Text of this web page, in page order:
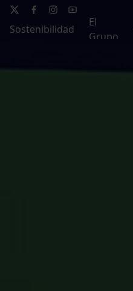
Sostenibilidad
El
Grupo